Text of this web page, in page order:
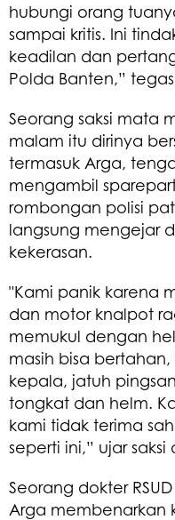
hubungi orang
sampai kritis. Ini
keadilan dan
Polda Banten,”
Seorang saksi mata
malam itu dirinya
termasuk Arga,
mengambil
rombongan polisi
langsung mengejar
kekerasan.
"Kami panik karena
dan motor knalpot
memukul dengan
masih bisa
kepala, jatuh
tongkat dan helm.
kami tidak terima
seperti ini,” ujar
Seorang dokter
Arga membenarkan